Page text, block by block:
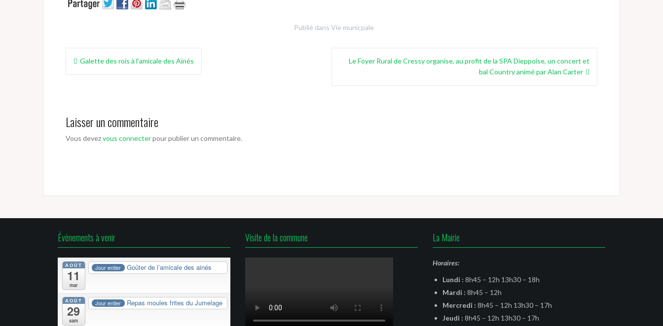
Publié dans Vie municpale
Navigation
Galette des rois à l’amicale des Ainés
Le Foyer Rural de Cressy organise, au profit de la SPA Dieppoise, un concert et
bal Country animé par Alan Carter
Laisser un commentaire
Vous devezvous connecterpour publier un commentaire.
Évènements à venir
AOÛT
11
mar
Jour entier Goûter de l’amicale des ainés
AOÛT
29
sam
Jour entier Repas moules frites du Jumelage
Visite de la commune La Mairie
Horaires:
Lundi : 8h45 – 12h 13h30 – 18h
Mardi : 8h45 – 12h
Mercredi : 8h45 – 12h 13h30 – 17h
Jeudi : 8h45 – 12h 13h30 – 17h